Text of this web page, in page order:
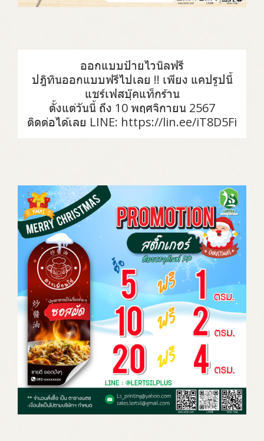
ออกแบบป้ายไวนิลฟรี
ปฎิทินออกแบบฟรีไปเลย !! เพียง แคปรูปนี้
แชร์เฟสบุ๊คแท็กร้าน
ตั้งแต่วันนี้ ถึง 10 พฤศจิกายน 2567
ติดต่อได้เลย LINE: https://lin.ee/iT8D5Fi